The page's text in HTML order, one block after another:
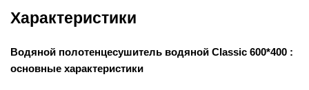
Характеристики
Водяной полотенцесушитель водяной Classic 600*400 :
основные характеристики